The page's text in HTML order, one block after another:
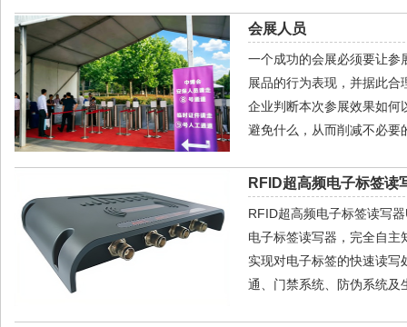
会展人员
一个成功的会展必须要让参
展品的行为表现，并据此
企业判断本次参展效果如何
避免什么，从而削减不必要
RFID超高频电子标签读
RFID超高频电子标签读写
电子标签读写器，完全自
实现对电子标签的快速读
通、门禁系统、防伪系统及